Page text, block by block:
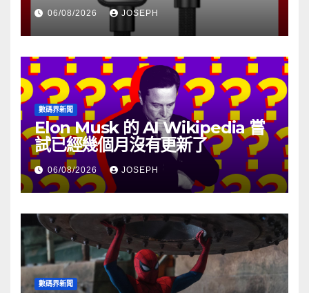
06/08/2026 JOSEPH
數碼界新聞
Elon Musk 的 AI Wikipedia 嘗
試已經幾個月沒有更新了
06/08/2026 JOSEPH
數碼界新聞